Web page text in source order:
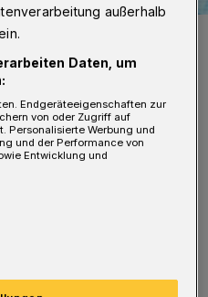
der Initiatoren.
„Vom Loh
aktuellen 30-
etwas anderen Art,
„blechwerk“.
außerhalb
Daten, um
Endgeräteeigenschaften zur
von oder Zugriff auf
Personalisierte Werbung und
und der Performance von
Entwicklung und